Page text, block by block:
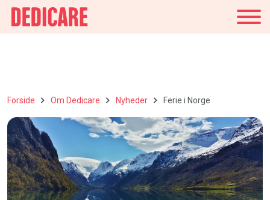
Forside Om Dedicare Nyheder Ferie i Norge